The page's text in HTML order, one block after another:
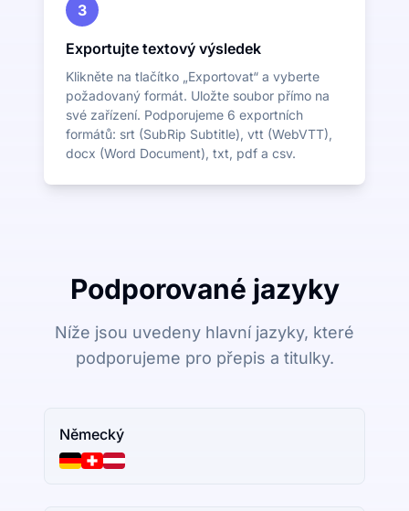
3
Exportujte textový výsledek
Klikněte na tlačítko „Exportovat“ a vyberte
požadovaný formát. Uložte soubor přímo na
své zařízení. Podporujeme 6 exportních
formátů: srt (SubRip Subtitle), vtt (WebVTT),
docx (Word Document), txt, pdf a csv.
Podporované jazyky
Níže jsou uvedeny hlavní jazyky, které
podporujeme pro přepis a titulky.
Německý